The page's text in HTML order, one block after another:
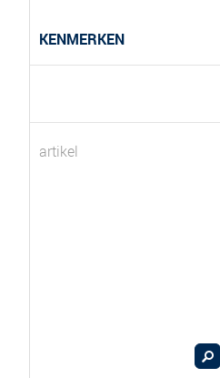
KENMERKEN
artikel